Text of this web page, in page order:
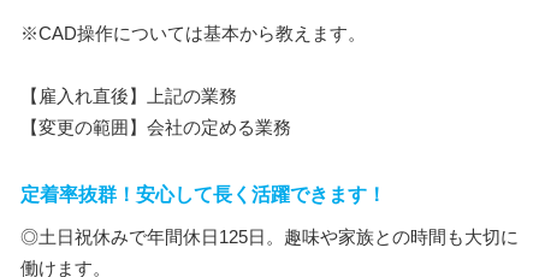
※CAD操作については基本から教えます。
【雇入れ直後】上記の業務
【変更の範囲】会社の定める業務
定着率抜群！安心して長く活躍できます！
◎土日祝休みで年間休日125日。趣味や家族との時間も大切に
働けます。